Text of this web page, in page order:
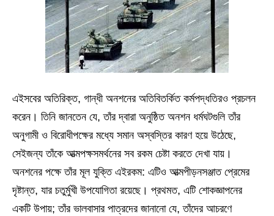
এইসবের অতিরিক্ত, গান্ধী অনশনের অতিবিতর্কিত কর্মপদ্ধতিরও প্রচলন
করেন। তিনি জানতেন যে, তাঁর দ্বারা অনুষ্ঠিত অনশন ধর্মঘটগুলি তাঁর
অনুগামী ও বিরোধীপক্ষের মধ্যে সমান অস্বস্তির কারণ হয়ে উঠেছে,
সেইজন্য তাঁকে আত্মপক্ষসমর্থনের সব রকম চেষ্টা করতে দেখা যায়।
অনশনের পক্ষে তাঁর মূল যুক্তি এইরকম: এটিও আত্মপীড়নসঞ্জাত প্রেমের
দৃষ্টান্ত, যার চতুর্মুখী উপযোগিতা রয়েছে। প্রথমত, এটি শোকজ্ঞাপনের
একটি উপায়; তাঁর ভালবাসার পাত্রদের জানানো যে, তাঁদের আচরণে